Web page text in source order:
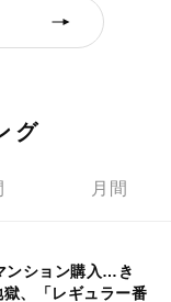
グ
月間
ンション購入…き
、「レギュラー番